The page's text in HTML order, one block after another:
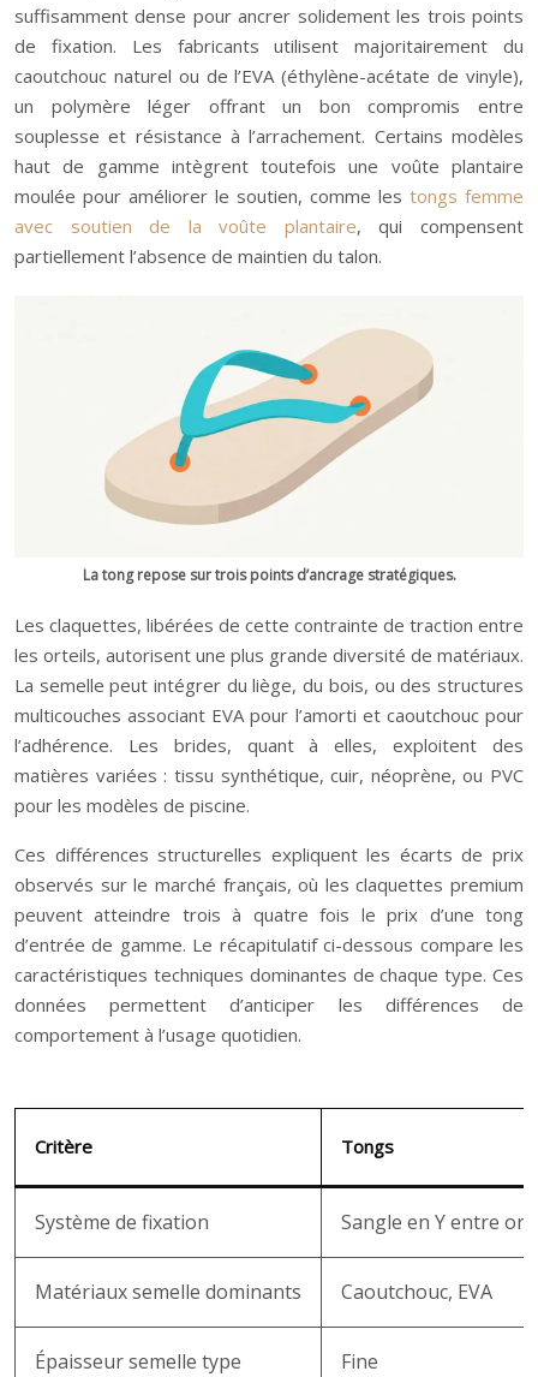
suffisamment dense pour ancrer solidement les trois points
de fixation. Les fabricants utilisent majoritairement du
caoutchouc naturel ou de l’EVA (éthylène-acétate de vinyle),
un polymère léger offrant un bon compromis entre
souplesse et résistance à l’arrachement. Certains modèles
haut de gamme intègrent toutefois une voûte plantaire
moulée pour améliorer le soutien, comme les tongs femme
avec soutien de la voûte plantaire, qui compensent
partiellement l’absence de maintien du talon.
La tong repose sur trois points d’ancrage stratégiques.
Les claquettes, libérées de cette contrainte de traction entre
les orteils, autorisent une plus grande diversité de matériaux.
La semelle peut intégrer du liège, du bois, ou des structures
multicouches associant EVA pour l’amorti et caoutchouc pour
l’adhérence. Les brides, quant à elles, exploitent des
matières variées : tissu synthétique, cuir, néoprène, ou PVC
pour les modèles de piscine.
Ces différences structurelles expliquent les écarts de prix
observés sur le marché français, où les claquettes premium
peuvent atteindre trois à quatre fois le prix d’une tong
d’entrée de gamme. Le récapitulatif ci-dessous compare les
caractéristiques techniques dominantes de chaque type. Ces
données permettent d’anticiper les différences de
comportement à l’usage quotidien.
Critère Tongs
Système de fixation Sangle en Y entre
Matériaux semelle dominants Caoutchouc, EVA
Épaisseur semelle type Fine